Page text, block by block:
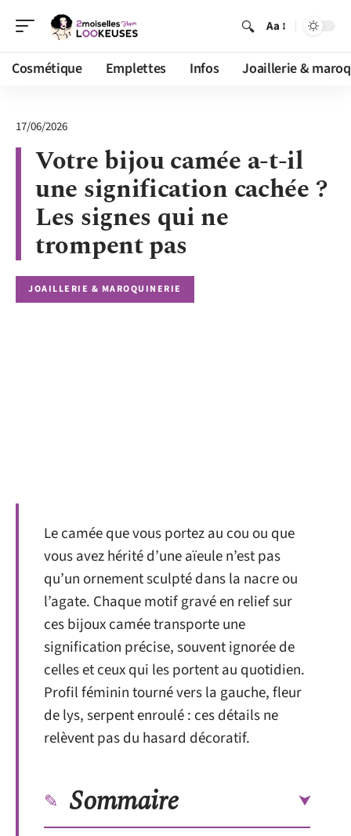
Aa
Cosmétique Emplettes Infos Joaillerie &
17/06/2026
Votre bijou camée a-t-il
une signification cachée ?
Les signes qui ne
trompent pas
JOAILLERIE & MAROQUINERIE
Le camée que vous portez au cou ou que
vous avez hérité d’une aïeule n’est pas
qu’un ornement sculpté dans la nacre ou
l’agate. Chaque motif gravé en relief sur
ces bijoux camée transporte une
signification précise, souvent ignorée de
celles et ceux qui les portent au quotidien.
Profil féminin tourné vers la gauche, fleur
de lys, serpent enroulé : ces détails ne
relèvent pas du hasard décoratif.
Sommaire